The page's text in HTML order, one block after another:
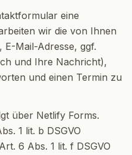
eine
wir die von Ihnen
E-Mail-Adresse, ggf.
und Ihre Nachricht),
und einen Termin zu
über Netlify Forms.
1 lit. b DSGVO
6 Abs. 1 lit. f DSGVO